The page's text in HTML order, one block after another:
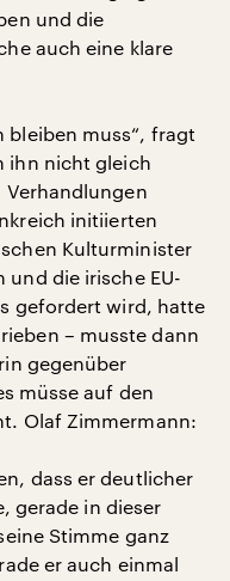
und die
auch eine klare
bleiben muss“, fragt
ihn nicht gleich
initiierten
Kulturminister
und die irische EU-
gefordert wird, hatte
– musste dann
gegenüber
müsse auf den
Olaf Zimmermann:
dass er deutlicher
gerade in dieser
Stimme ganz
er auch einmal